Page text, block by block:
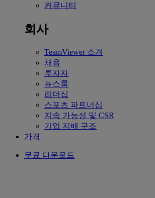
커뮤니티
회사
TeamViewer 소개
채용
투자자
뉴스룸
리더십
스포츠 파트너십
지속 가능성 및 CSR
기업 지배 구조
가격
무료 다운로드